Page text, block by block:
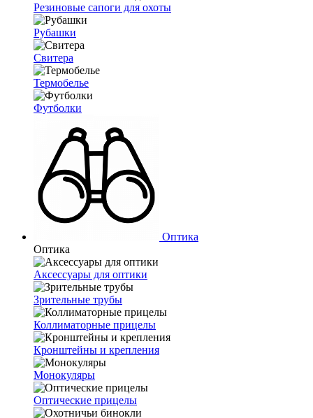
Резиновые сапоги для охоты
Рубашки
Свитера
Термобелье
Футболки
Оптика
Оптика
Аксессуары для оптики
Зрительные трубы
Коллиматорные прицелы
Кронштейны и крепления
Монокуляры
Оптические прицелы